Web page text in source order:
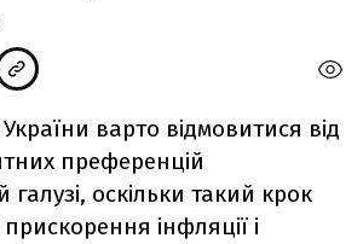
варто відмовитися від
преференцій
галузі, оскільки такий крок
інфляції і